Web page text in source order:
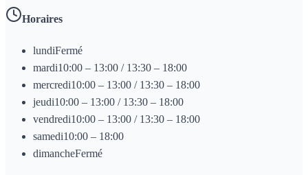
Horaires
lundiFermé
mardi10:00 – 13:00 / 13:30 – 18:00
mercredi10:00 – 13:00 / 13:30 – 18:00
jeudi10:00 – 13:00 / 13:30 – 18:00
vendredi10:00 – 13:00 / 13:30 – 18:00
samedi10:00 – 18:00
dimancheFermé